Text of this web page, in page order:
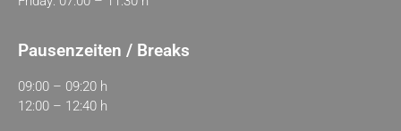
Pausenzeiten / Breaks
09:00 – 09:20 h
12:00 – 12:40 h